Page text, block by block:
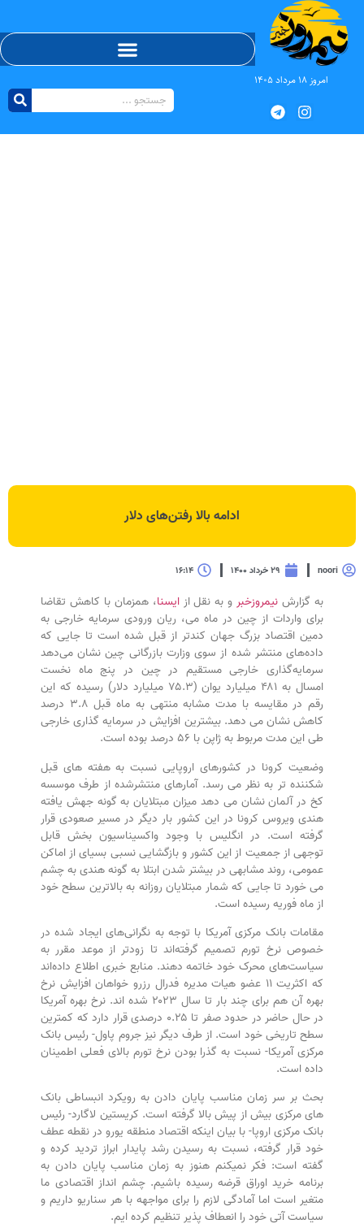
امروز ۱۸ مرداد ۱۴۰۵
ادامه بالا رفتن‌های دلار
noori ۲۹ خرداد ۱۴۰۰ ۱۶:۱۴
به گزارش نیمروزخبرو به نقل از ایسنا، همزمان با کاهش تقاضا
برای واردات از چین در ماه می، ریان ورودی سرمایه خارجی به
دمین اقتصاد بزرگ جهان کندتر از قبل شده است تا جایی که
داده‌های منتشر شده از سوی وزارت بازرگانی چین نشان می‌دهد
سرمایه‌گذاری خارجی مستقیم در چین در پنج ماه نخست
امسال به ۴۸۱ میلیارد یوان (۷۵.۳ میلیارد دلار) رسیده که این
رقم در مقایسه با مدت مشابه منتهی به ماه قبل ۳.۸ درصد
کاهش نشان می دهد. بیشترین افزایش در سرمایه گذاری خارجی
طی این مدت مربوط به ژاپن با ۵۶ درصد بوده است.
وضعیت کرونا در کشورهای اروپایی نسبت به هفته های قبل
شکننده تر به نظر می رسد. آمارهای منتشرشده از طرف موسسه
کخ در آلمان نشان می دهد میزان مبتلایان به گونه جهش یافته
هندی ویروس کرونا در این کشور بار دیگر در مسیر صعودی قرار
گرفته است. در انگلیس با وجود واکسیناسیون بخش قابل
توجهی از جمعیت از این کشور و بازگشایی نسبی بسیای از اماکن
عمومی، روند مشابهی در بیشتر شدن ابتلا به گونه هندی به چشم
می خورد تا جایی که شمار مبتلایان روزانه به بالاترین سطح خود
از ماه فوریه رسیده است.
مقامات بانک مرکزی آمریکا با توجه به نگرانی‌های ایجاد شده در
خصوص نرخ تورم تصمیم گرفته‌اند تا زودتر از موعد مقرر به
سیاست‌های محرک خود خاتمه دهند. منابع خبری اطلاع داده‌اند
که اکثریت ۱۱ عضو هیات مدیره فدرال رزرو خواهان افزایش نرخ
بهره آن هم برای چند بار تا سال ۲۰۲۳ شده اند. نرخ بهره آمریکا
در حال حاضر در حدود صفر تا ۰.۲۵ درصدی قرار دارد که کمترین
سطح تاریخی خود است. از طرف دیگر نیز جروم پاول- رئیس بانک
مرکزی آمریکا- نسبت به گذرا بودن نرخ تورم بالای فعلی اطمینان
داده است.
بحث بر سر زمان مناسب پایان دادن به رویکرد انبساطی بانک
های مرکزی بیش از پیش بالا گرفته است. کریستین لاگارد- رئیس
بانک مرکزی اروپا- با بیان اینکه اقتصاد منطقه یورو در نقطه عطف
خود قرار گرفته، نسبت به رسیدن رشد پایدار ابراز تردید کرده و
گفته است: فکر نمیکنم هنوز به زمان مناسب پایان دادن به
برنامه خرید اوراق قرضه رسیده باشیم. چشم انداز اقتصادی ما
متغیر است اما آمادگی لازم را برای مواجهه با هر سناریو داریم و
سیاست آتی خود را انعطاف پذیر تنظیم کرده ایم.